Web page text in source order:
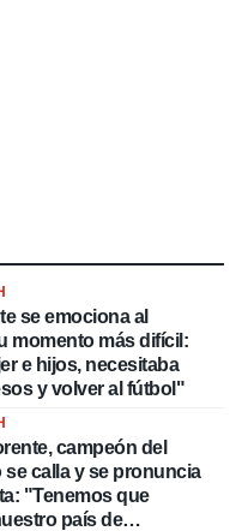
se emociona al
momento más difícil:
e hijos, necesitaba
y volver al fútbol"
campeón del
se calla y se pronuncia
"Tenemos que
país de